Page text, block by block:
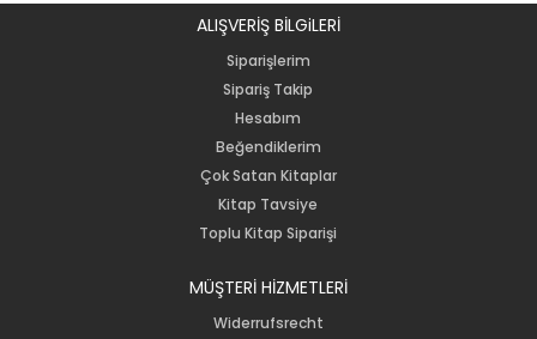
ALIŞVERİŞ BİLGiLERİ
Siparişlerim
Sipariş Takip
Hesabım
Beğendiklerim
Çok Satan Kitaplar
Kitap Tavsiye
Toplu Kitap Siparişi
MÜŞTERİ HİZMETLERİ
Widerrufsrecht